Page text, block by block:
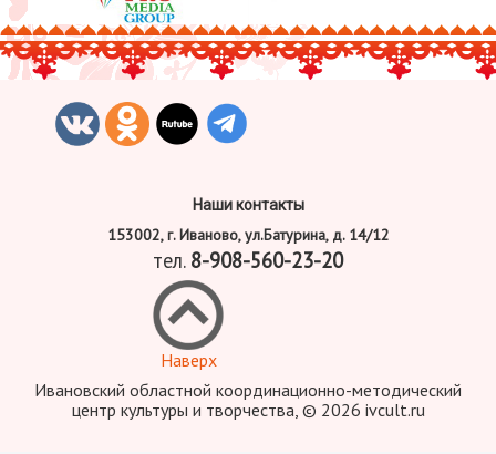
Наши контакты
153002, г. Иваново, ул.Батурина, д. 14/12
тел. 8-908-560-23-20
Наверх
Ивановский областной координационно-методический
центр культуры и творчества, © 2026 ivcult.ru